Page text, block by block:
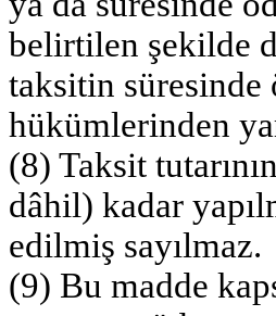
belirtilen şekilde
taksitin süresinde
hükümlerinden
(8) Taksit
dâhil) kadar
edilmiş sayılmaz.
(9) Bu madde